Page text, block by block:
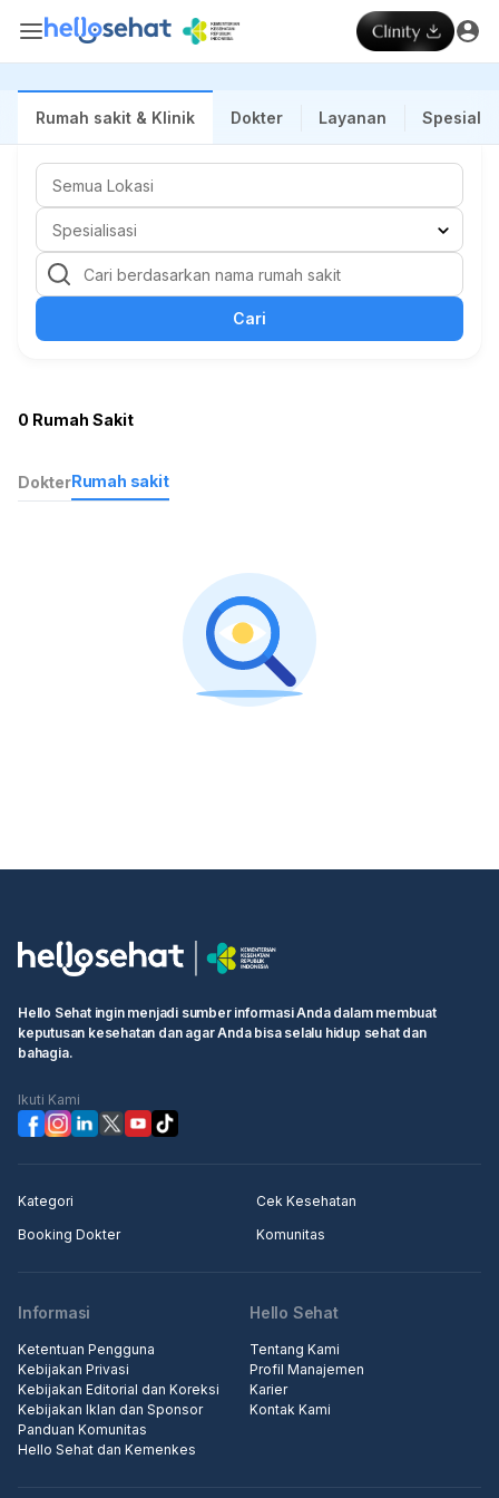
Rumah sakit & Klinik Dokter Layanan
Cari
0 Rumah Sakit
DokterRumah sakit
Hello Sehat ingin menjadi sumber informasi Anda dalam membuat
keputusan kesehatan dan agar Anda bisa selalu hidup sehat dan
bahagia.
Ikuti Kami
Kategori
Cek Kesehatan
Booking Dokter
Komunitas
Informasi
Ketentuan Pengguna
Kebijakan Privasi
Kebijakan Editorial dan Koreksi
Kebijakan Iklan dan Sponsor
Panduan Komunitas
Hello Sehat dan Kemenkes
Hello Sehat
Tentang Kami
Profil Manajemen
Karier
Kontak Kami